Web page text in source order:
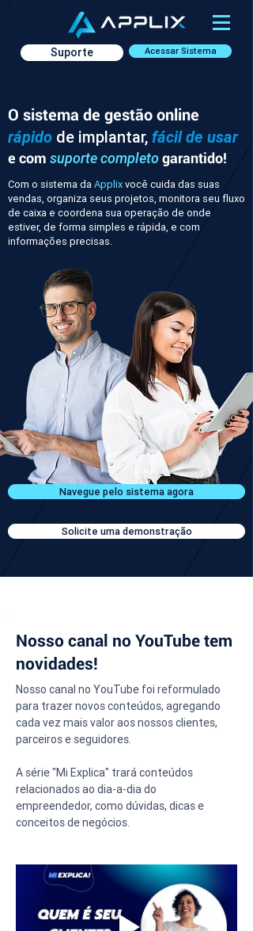
Acessar Sistema
Suporte
O sistema de gestão online
rápido de implantar, fácil de usar
e com suporte completogarantido!
Com o sistema daApplixvocê cuida das suas
vendas, organiza seus projetos, monitora seu fluxo
de caixa e coordena sua operação de onde
estiver, de forma simples e rápida, e com
informações precisas.
Navegue pelo sistema agora
Solicite uma demonstração
Nosso canal no YouTube tem
novidades!
Nosso canal no YouTube foi reformulado
para trazer novos conteúdos, agregando
cada vez mais valor aos nossos clientes,
parceiros e seguidores.
A série "Mi Explica" trará conteúdos
relacionados ao dia-a-dia do
empreendedor, como dúvidas, dicas e
conceitos de negócios.